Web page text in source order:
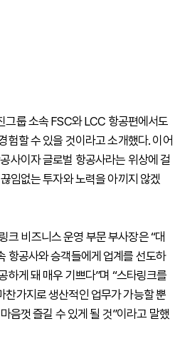
그룹 소속 FSC와 LCC 항공편에서도
험할 수 있을 것이라고 소개했다. 이어
사이자 글로벌 항공사라는 위상에 걸
임없는 투자와 노력을 아끼지 않겠
비즈니스 운영 부문 부사장은 “대
항공사와 승객들에게 업계를 선도하
하게 돼 매우 기쁘다”며 “스타링크를
찬가지로 생산적인 업무가 가능할 뿐
음껏 즐길 수 있게 될 것”이라고 말했